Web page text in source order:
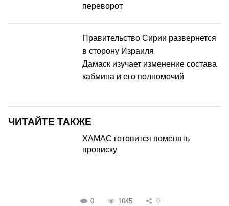
переворот
Правительство Сирии развернется
в сторону Израиля
Дамаск изучает изменение состава
кабмина и его полномочий
ЧИТАЙТЕ ТАКЖЕ
ХАМАС готовится поменять
прописку
0 1045 0